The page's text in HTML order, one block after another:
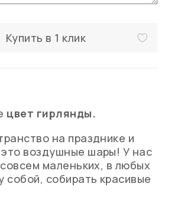
Купить в 1 клик
цвет гирлянды.
на празднике и
воздушные шары! У нас
маленьких, в любых
собирать красивые